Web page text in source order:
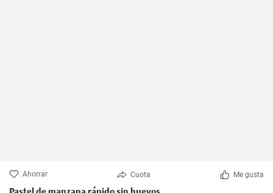
Ahorrar Cuota Me gusta